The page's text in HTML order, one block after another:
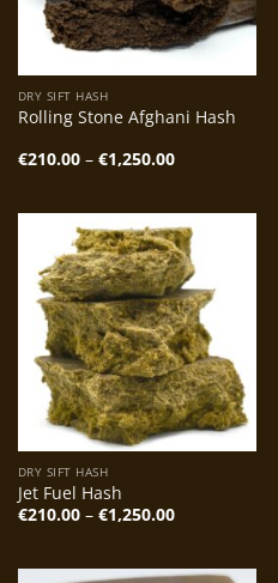
DRY SIFT HASH
Rolling Stone Afghani Hash
€210.00 – €1,250.00Preisspanne:
€210.00
DRY SIFT HASH
Jet Fuel Hash
€210.00 – €1,250.00Preisspanne: